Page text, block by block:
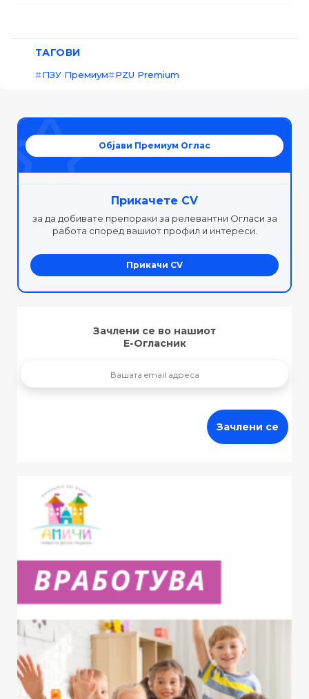
ТАГОВИ
ПЗУ Премиум PZU Premium
Објави Премиум Оглас
Прикачете CV
за да добивате препораки за релевантни Огласи за
работа според вашиот профил и интереси.
Прикачи CV
Зачлени се во нашиот
Е-Огласник